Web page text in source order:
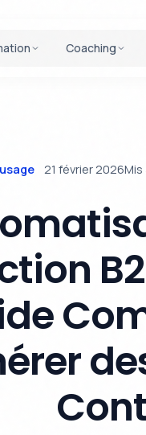
Coaching
21 février 2026Mis